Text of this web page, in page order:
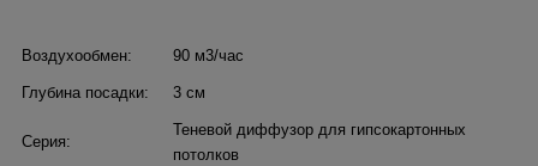
Воздухообмен: 90 м3/час
Глубина посадки: 3 см
Серия:
Теневой диффузор для гипсокартонных
потолков